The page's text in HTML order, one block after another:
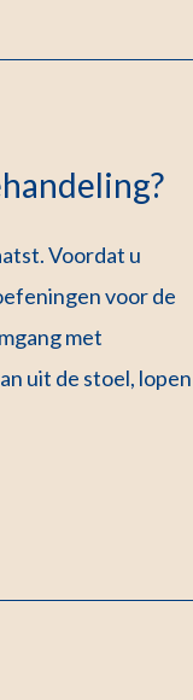
Voordat u
voor de
met
uit de stoel,